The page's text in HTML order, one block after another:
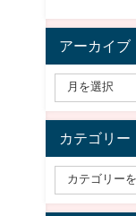
アーカイブ
カテゴリー